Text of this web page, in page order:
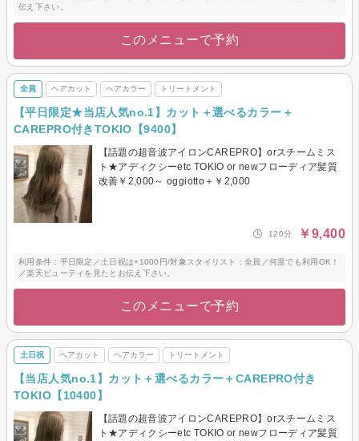
伝え下さい。
このメニューで予約
全員 ヘアカット ヘアカラー トリートメント
【平日限定★当店人気no.1】カット＋選べるカラー＋
CAREPRO付きTOKIO【9400】
【話題の超音波アイロンCAREPRO】orスチームミス
ト★アディクシーetc TOKIO or newフローディア髪質
改善￥2,000～ oggiotto＋￥2,000
120分 ￥9,400
利用条件：平日限定／土日祝は+1000円/対象スタイリスト：全員／何度でも利用OK！
／楽天ビューティを見たとお伝え下さい。
このメニューで予約
土日祝 ヘアカット ヘアカラー トリートメント
【当店人気no.1】カット＋選べるカラー＋CAREPRO付き
TOKIO【10400】
【話題の超音波アイロンCAREPRO】orスチームミス
ト★アディクシーetc TOKIO or newフローディア髪質